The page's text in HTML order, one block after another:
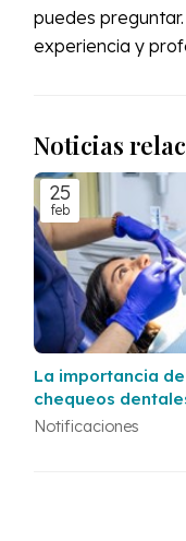
puedes preguntar.
experiencia y
Noticias
25
feb
La importancia
chequeos
Notificaciones